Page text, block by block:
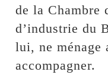
de la Chambre
d’industrie du
lui, ne ménage
accompagner.